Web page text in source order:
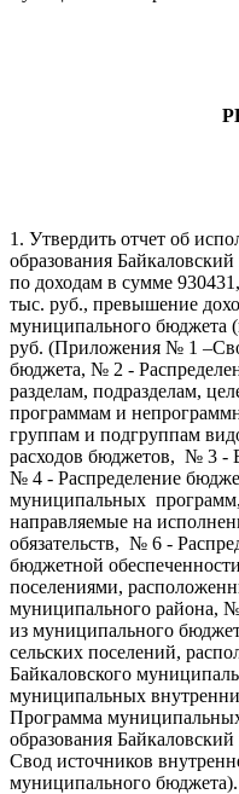
1. Утвердить отчет об
образования
по доходам в сумме
тыс. руб., превышение
муниципального бюджета
руб. (Приложения № 1
бюджета, № 2 -
разделам, подразделам,
программам и
группам и подгруппам
расходов бюджетов, № 3 -
№ 4 - Распределение
муниципальных
направляемые на
обязательств, № 6 -
бюджетной
поселениями,
муниципального района,
из муниципального
сельских поселений,
Байкаловского
муниципальных
Программа
образования
Свод источников
муниципального бюджета).